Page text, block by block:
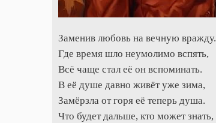
Заменив любовь на вечную вражду.
Где время шло неумолимо вспять,
Всё чаще стал её он вспоминать.
В её душе давно живёт уже зима,
Замёрзла от горя её теперь душа.
Что будет дальше, кто может знать,